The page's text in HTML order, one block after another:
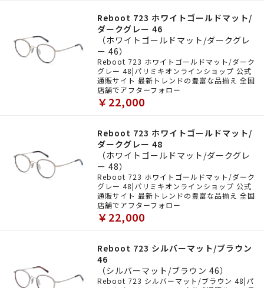
Reboot 723 ホワイトゴールドマット/
ダークグレー 46
（ホワイトゴールドマット/ダークグレ
ー 46）
Reboot 723 ホワイトゴールドマット/ダーク
グレー 48|パリミキオンラインショップ 公式
通販サイト 最新トレンドの豊富な品揃え 全国
店舗でアフターフォロー
￥22,000
Reboot 723 ホワイトゴールドマット/
ダークグレー 48
（ホワイトゴールドマット/ダークグレ
ー 48）
Reboot 723 ホワイトゴールドマット/ダーク
グレー 48|パリミキオンラインショップ 公式
通販サイト 最新トレンドの豊富な品揃え 全国
店舗でアフターフォロー
￥22,000
Reboot 723 シルバーマット/ブラウン
46
（シルバーマット/ブラウン 46）
Reboot 723 シルバーマット/ブラウン 48|パ